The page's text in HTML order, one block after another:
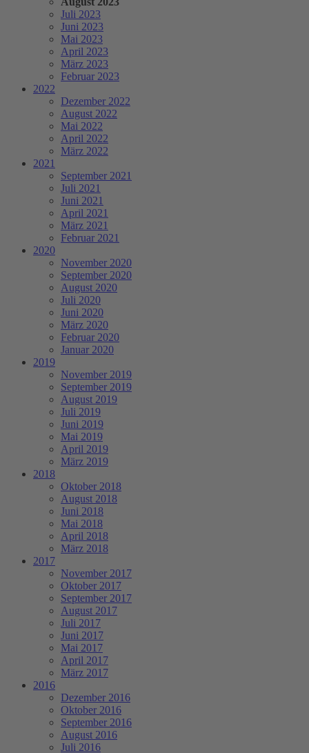
Juli 2023
Juni 2023
Mai 2023
April 2023
März 2023
Februar 2023
2022
Dezember 2022
August 2022
Mai 2022
April 2022
März 2022
2021
September 2021
Juli 2021
Juni 2021
April 2021
März 2021
Februar 2021
2020
November 2020
September 2020
August 2020
Juli 2020
Juni 2020
März 2020
Februar 2020
Januar 2020
2019
November 2019
September 2019
August 2019
Juli 2019
Juni 2019
Mai 2019
April 2019
März 2019
2018
Oktober 2018
August 2018
Juni 2018
Mai 2018
April 2018
März 2018
2017
November 2017
Oktober 2017
September 2017
August 2017
Juli 2017
Juni 2017
Mai 2017
April 2017
März 2017
2016
Dezember 2016
Oktober 2016
September 2016
August 2016
Juli 2016